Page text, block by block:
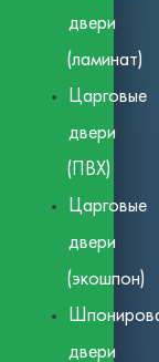
двери
(ламинат)
Царговые
двери
(ПВХ)
Царговые
двери
(экошпон)
двери